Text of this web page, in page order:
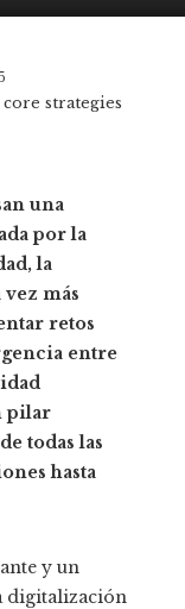
strategies
una
por la
la
más
retos
entre
pilar
todas las
hasta
y un
digitalización